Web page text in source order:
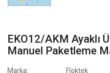
EKO12/AKM Ayaklı
Manuel Paketleme
Marka:
Floktek